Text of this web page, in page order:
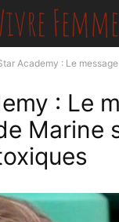
Academy : Le
: Le
Marine